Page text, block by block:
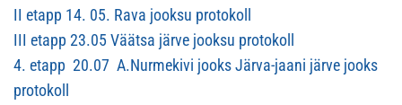
II etapp 14. 05. Rava jooksu protokoll
III etapp 23.05 Väätsa järve jooksu protokoll
4. etapp 20.07 A.Nurmekivi jooks Järva-jaani järve jooks
protokoll